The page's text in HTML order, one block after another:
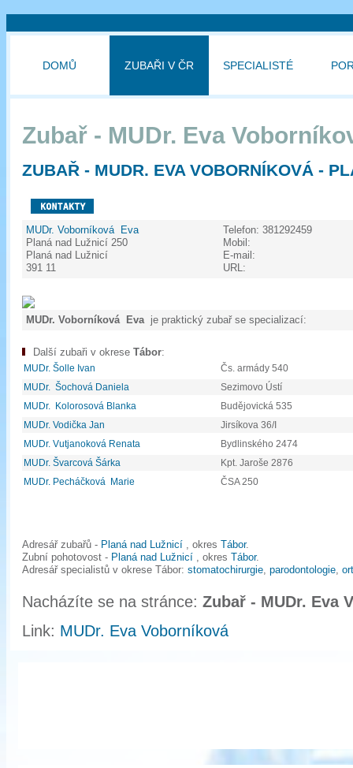
DOMŮ ZUBAŘI V ČR SPECIALISTÉ
Zubař - MUDr. Eva
ZUBAŘ - MUDR. EVA VOBORNÍKOVÁ -
MUDr. Voborníková Eva
Planá nad Lužnicí 250
Planá nad Lužnicí
391 11
Telefon:
Mobil:
E-mail:
URL:
381292459
MUDr. Voborníková Eva je praktický zubař se specializací:
Další zubaři v okrese Tábor:
MUDr. Šolle Ivan
Čs. armády 540
MUDr. Šochová Daniela
Sezimovo Ústí
MUDr. Kolorosová Blanka
Budějovická 535
MUDr. Vodička Jan
Jirsíkova 36/I
MUDr. Vutjanoková Renata
Bydlinského 2474
MUDr. Švarcová Šárka
Kpt. Jaroše 2876
MUDr. Pecháčková Marie
ČSA 250
Adresář zubařů - Planá nad Lužnicí , okres Tábor.
Zubní pohotovost - Planá nad Lužnicí , okres Tábor.
Adresář specialistů v okrese Tábor: stomatochirurgie, parodontologie,
Nacházíte se na stránce: Zubař - MUDr. Eva
Link: MUDr. Eva Voborníková